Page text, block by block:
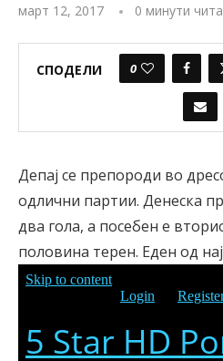
март 12, 2017 0 минути
СПОДЕЛИ 0
Депај се препороди во
одлични партии. Денеска
два гола, а посебен е
половина терен. Еден од